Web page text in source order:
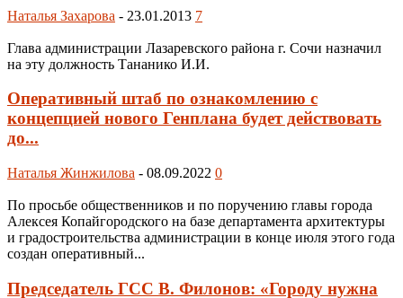
Наталья Захарова - 23.01.2013 7
Глава администрации Лазаревского района г. Сочи назначил
на эту должность Тананико И.И.
Оперативный штаб по ознакомлению с
концепцией нового Генплана будет действовать
до...
Наталья Жинжилова - 08.09.2022 0
По просьбе общественников и по поручению главы города
Алексея Копайгородского на базе департамента архитектуры
и градостроительства администрации в конце июля этого года
создан оперативный...
Председатель ГСС В. Филонов: «Городу нужна